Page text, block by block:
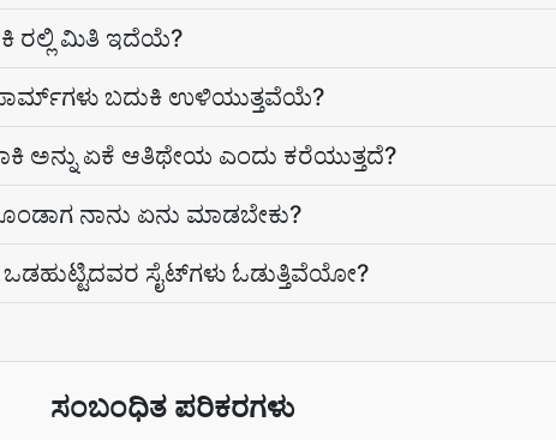
ರಲ್ಲಿ ಮಿತಿ ಇದೆಯೆ?
ಫಾರ್ಮ್‌ಗಳು ಬದುಕಿ ಉಳಿಯುತ್ತವೆಯೆ?
ಅನ್ನು ಏಕೆ ಆತಿಥೇಯ ಎಂದು ಕರೆಯುತ್ತದೆ?
ನಾನು ಏನು ಮಾಡಬೇಕು?
ಒಡಹುಟ್ಟಿದವರ ಸೈಟ್‌ಗಳು ಓಡುತ್ತಿವೆಯೋ?
ಸಂಬಂಧಿತ ಪರಿಕರಗಳು